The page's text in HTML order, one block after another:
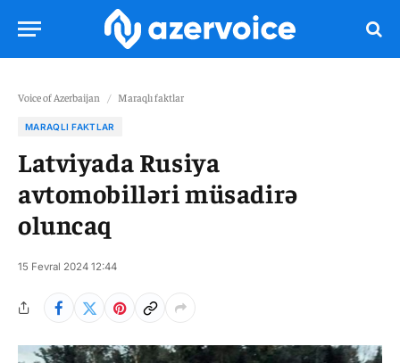
Voice of Azerbaijan / Maraqlı faktlar
MARAQLI FAKTLAR
Latviyada Rusiya
avtomobilləri müsadirə
oluncaq
15 Fevral 2024 12:44